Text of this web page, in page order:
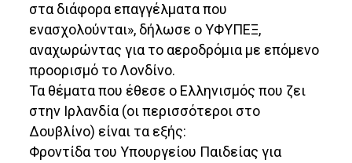
στα διάφορα επαγγέλματα που
ενασχολούνται», δήλωσε ο ΥΦΥΠΕΞ,
αναχωρώντας για το αεροδρόμια με επόμενο
προορισμό το Λονδίνο.
Τα θέματα που έθεσε ο Ελληνισμός που ζει
στην Ιρλανδία (οι περισσότεροι στο
Δουβλίνο) είναι τα εξής:
Φροντίδα του Υπουργείου Παιδείας για